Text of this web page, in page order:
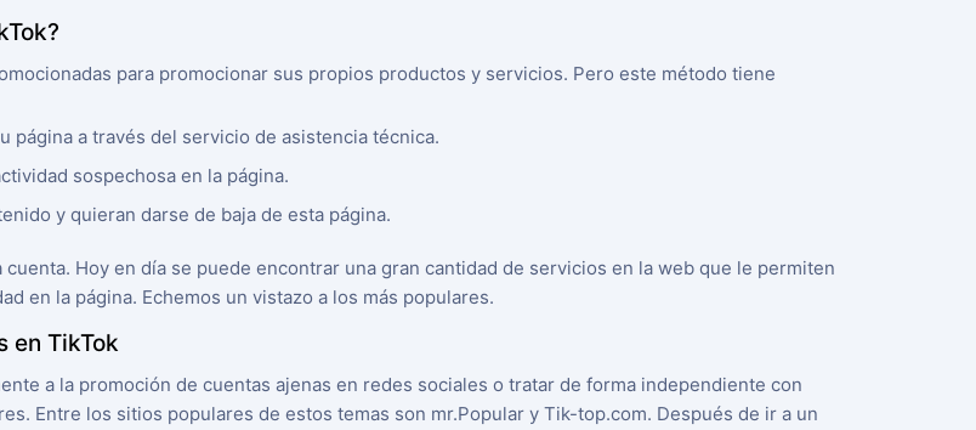
para promocionar sus propios productos y servicios. Pero este método tiene
página a través del servicio de asistencia técnica.
sospechosa en la página.
y quieran darse de baja de esta página.
Hoy en día se puede encontrar una gran cantidad de servicios en la web que le permiten
en la página. Echemos un vistazo a los más populares.
en TikTok
a la promoción de cuentas ajenas en redes sociales o tratar de forma independiente con
Entre los sitios populares de estos temas son mr.Popular y Tik-top.com. Después de ir a un